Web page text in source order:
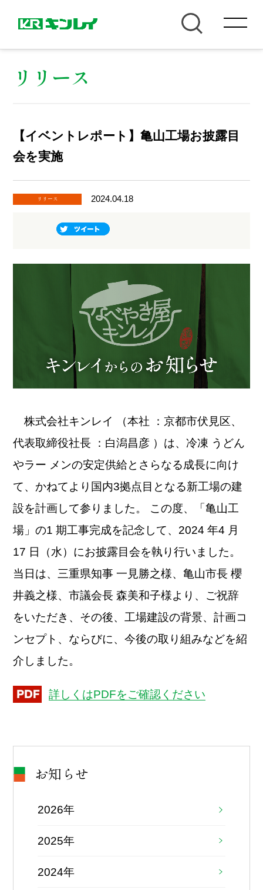
リリース
【イベントレポート】亀山工場お披露目
会を実施
リリース 2024.04.18
株式会社キンレイ （本社 ：京都市伏見区、
代表取締役社長 ：白潟昌彦 ）は、冷凍 うどん
やラー メンの安定供給とさらなる成長に向け
て、かねてより国内3拠点目となる新工場の建
設を計画して参りました。 この度、「亀山工
場」の1 期工事完成を記念して、2024 年4 月
17 日（水）にお披露目会を執り行いました。
当日は、三重県知事 一見勝之様、亀山市長 櫻
井義之様、市議会長 森美和子様より、ご祝辞
をいただき、その後、工場建設の背景、計画コ
ンセプト、ならびに、今後の取り組みなどを紹
介しました。
詳しくはPDFをご確認ください
お知らせ
2026年
2025年
2024年